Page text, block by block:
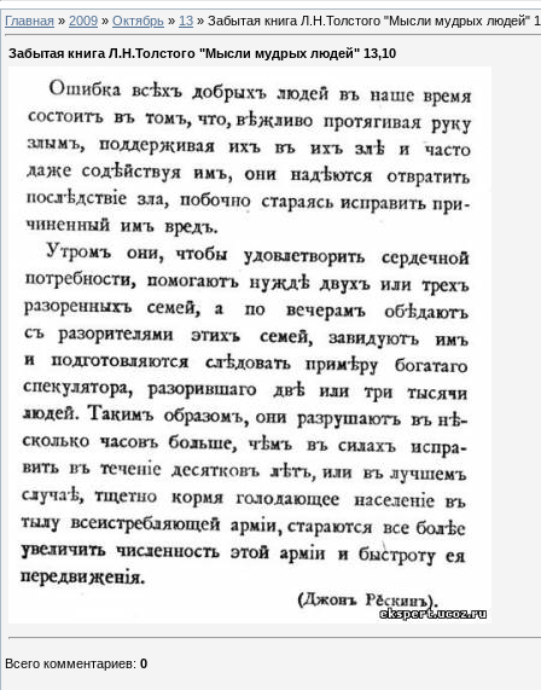
Главная » 2009 » Октябрь » 13 » Забытая книга Л.Н.Толстого "Мысли мудрых людей"
Забытая книга Л.Н.Толстого "Мысли мудрых людей" 13,10
Всего комментариев: 0